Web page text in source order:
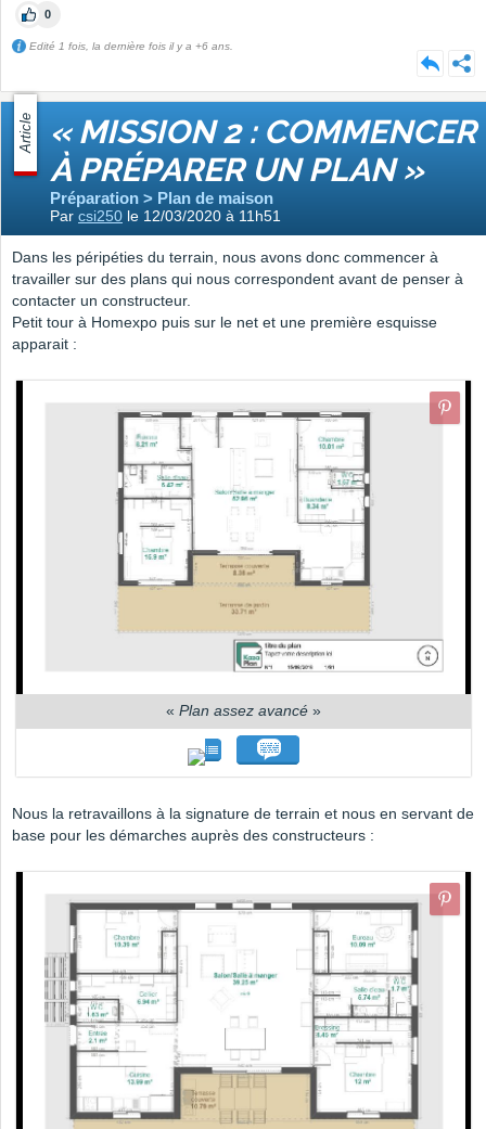
0
Edité 1 fois, la dernière fois il y a +6 ans.
Article « MISSION 2 : COMMENCER
À PRÉPARER UN PLAN »
Préparation > Plan de maison
Par csi250 le 12/03/2020 à 11h51
Dans les péripéties du terrain, nous avons donc commencer à
travailler sur des plans qui nous correspondent avant de penser à
contacter un constructeur.
Petit tour à Homexpo puis sur le net et une première esquisse
apparait :
« Plan assez avancé »
Nous la retravaillons à la signature de terrain et nous en servant de
base pour les démarches auprès des constructeurs :